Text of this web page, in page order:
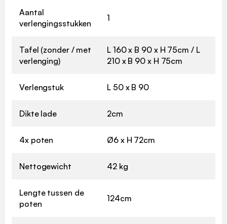
Aantal
verlengingsstukken
1
Tafel (zonder / met
verlenging)
L 160 x B 90 x H 75cm / L
210 x B 90 x H 75cm
Verlengstuk L 50 x B 90
Dikte lade 2cm
4x poten Ø6 x H 72cm
Nettogewicht 42 kg
Lengte tussen de
poten
124cm